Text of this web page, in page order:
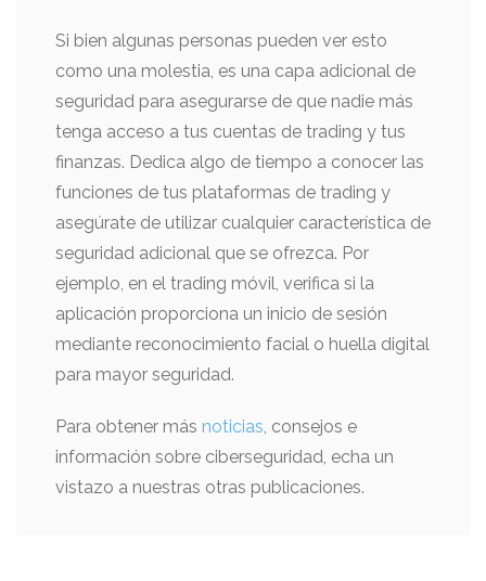
Si bien algunas personas pueden ver esto
como una molestia, es una capa adicional de
seguridad para asegurarse de que nadie más
tenga acceso a tus cuentas de trading y tus
finanzas. Dedica algo de tiempo a conocer las
funciones de tus plataformas de trading y
asegúrate de utilizar cualquier característica de
seguridad adicional que se ofrezca. Por
ejemplo, en el trading móvil, verifica si la
aplicación proporciona un inicio de sesión
mediante reconocimiento facial o huella digital
para mayor seguridad.
Para obtener más noticias, consejos e
información sobre ciberseguridad, echa un
vistazo a nuestras otras publicaciones.